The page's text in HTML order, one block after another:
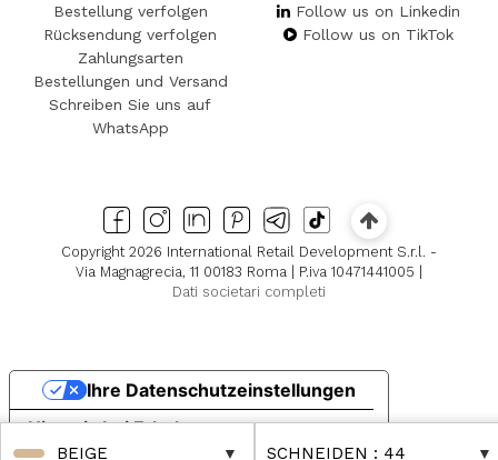
BEIGE SCHNEIDEN : 44
Bestellung verfolgen
Rücksendung verfolgen
Zahlungsarten
Bestellungen und Versand
Schreiben Sie uns auf
WhatsApp
Follow us on Linkedin
Follow us on TikTok
Copyright 2026 International Retail Development S.r.l. -
Via Magnagrecia, 11 00183 Roma | P.iva 10471441005 |
Dati societari completi
Hinweis bei Erhebung
Ihre Datenschutzeinstellungen